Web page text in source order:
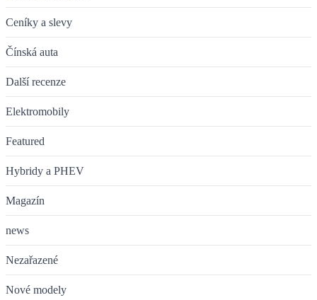
Ceníky a slevy
Čínská auta
Další recenze
Elektromobily
Featured
Hybridy a PHEV
Magazín
news
Nezařazené
Nové modely